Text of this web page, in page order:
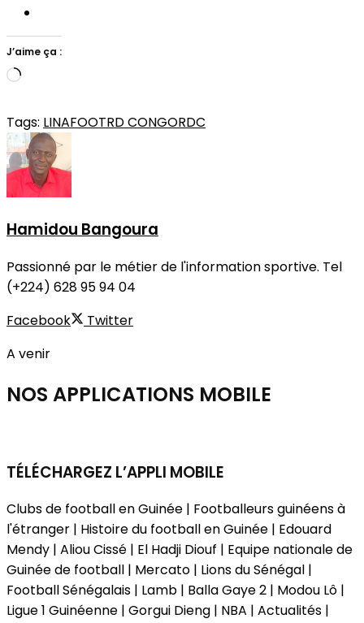
J’aime ça :
Chargement…
Tags: LINAFOOTRD CONGORDC
Hamidou Bangoura
Passionné par le métier de l'information sportive. Tel
(+224) 628 95 94 04
Facebook
Twitter
A venir
NOS APPLICATIONS MOBILE
TÉLÉCHARGEZ L’APPLI MOBILE
Clubs de football en Guinée | Footballeurs guinéens à
l'étranger | Histoire du football en Guinée | Edouard
Mendy | Aliou Cissé | El Hadji Diouf | Equipe nationale de
Guinée de football | Mercato | Lions du Sénégal |
Football Sénégalais | Lamb | Balla Gaye 2 | Modou Lô |
Ligue 1 Guinéenne | Gorgui Dieng | NBA | Actualités |